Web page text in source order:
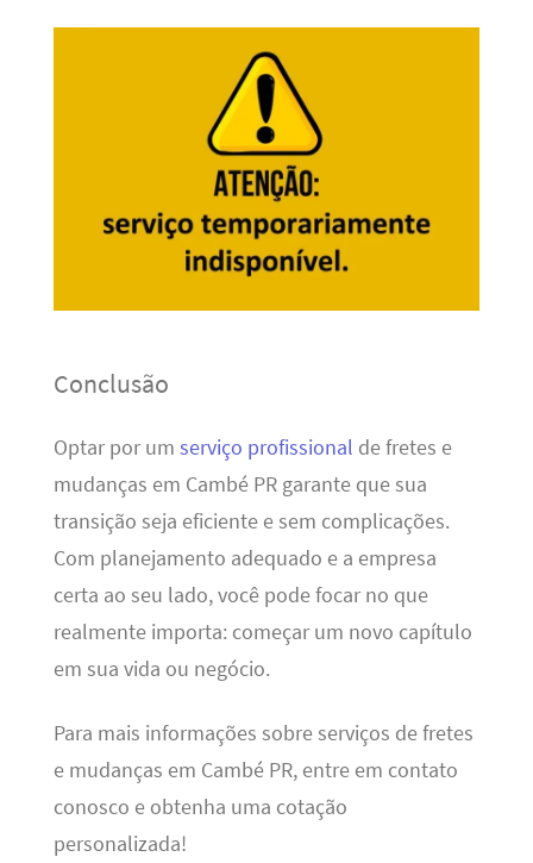
Conclusão
Optar por um serviço profissional de fretes e
mudanças em Cambé PR garante que sua
transição seja eficiente e sem complicações.
Com planejamento adequado e a empresa
certa ao seu lado, você pode focar no que
realmente importa: começar um novo capítulo
em sua vida ou negócio.
Para mais informações sobre serviços de fretes
e mudanças em Cambé PR, entre em contato
conosco e obtenha uma cotação
personalizada!